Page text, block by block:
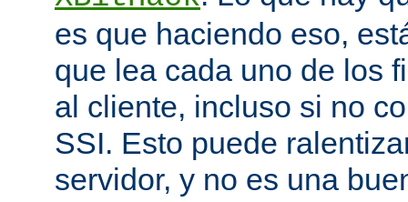
es que haciendo eso,
que lea cada uno de los
al cliente, incluso si no
SSI. Esto puede
servidor, y no es una